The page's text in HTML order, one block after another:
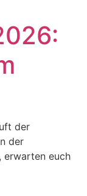
der
der
erwarten euch